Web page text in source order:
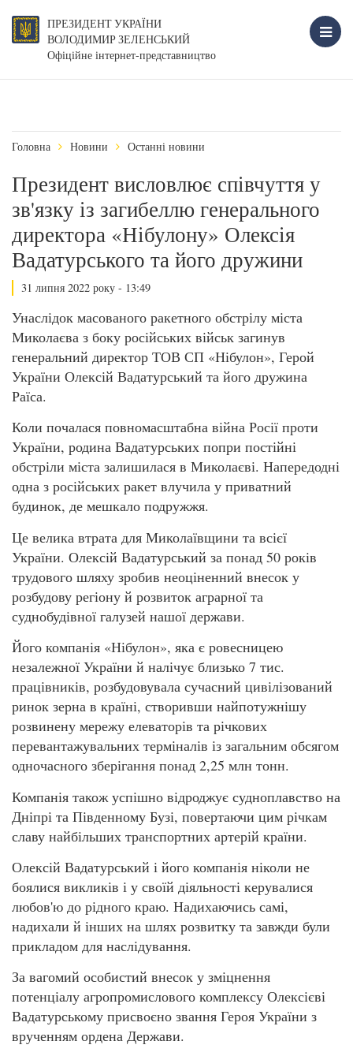
ПРЕЗИДЕНТ УКРАЇНИ
ВОЛОДИМИР ЗЕЛЕНСЬКИЙ
Офіційне інтернет-представництво
Головна Новини Останні новини
Президент висловлює співчуття у
зв'язку із загибеллю генерального
директора «Нібулону» Олексія
Вадатурського та його дружини
31 липня 2022 року - 13:49
Унаслідок масованого ракетного обстрілу міста
Миколаєва з боку російських військ загинув
генеральний директор ТОВ СП «Нібулон», Герой
України Олексій Вадатурський та його дружина
Раїса.
Коли почалася повномасштабна війна Росії проти
України, родина Вадатурських попри постійні
обстріли міста залишилася в Миколаєві. Напередодні
одна з російських ракет влучила у приватний
будинок, де мешкало подружжя.
Це велика втрата для Миколаївщини та всієї
України. Олексій Вадатурський за понад 50 років
трудового шляху зробив неоціненний внесок у
розбудову регіону й розвиток аграрної та
суднобудівної галузей нашої держави.
Його компанія «Нібулон», яка є ровесницею
незалежної України й налічує близько 7 тис.
працівників, розбудовувала сучасний цивілізований
ринок зерна в країні, створивши найпотужнішу
розвинену мережу елеваторів та річкових
перевантажувальних терміналів із загальним обсягом
одночасного зберігання понад 2,25 млн тонн.
Компанія також успішно відроджує судноплавство на
Дніпрі та Південному Бузі, повертаючи цим річкам
славу найбільших транспортних артерій країни.
Олексій Вадатурський і його компанія ніколи не
боялися викликів і у своїй діяльності керувалися
любов'ю до рідного краю. Надихаючись самі,
надихали й інших на шлях розвитку та завжди були
прикладом для наслідування.
За вагомий особистий внесок у зміцнення
потенціалу агропромислового комплексу Олексієві
Вадатурському присвоєно звання Героя України з
врученням ордена Держави.